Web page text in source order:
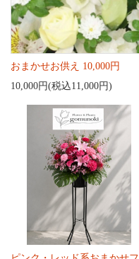
おまかせお供え 10,000円
10,000円(税込11,000円)